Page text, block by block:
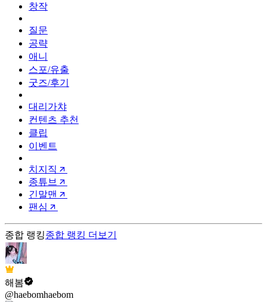
창작
질문
공략
애니
스포/유출
굿즈/후기
대리가챠
컨텐츠 추천
클립
이벤트
치지직
종튜브
긴말맨
팬심
종합 랭킹종합 랭킹 더보기
해봄
@haebomhaebom